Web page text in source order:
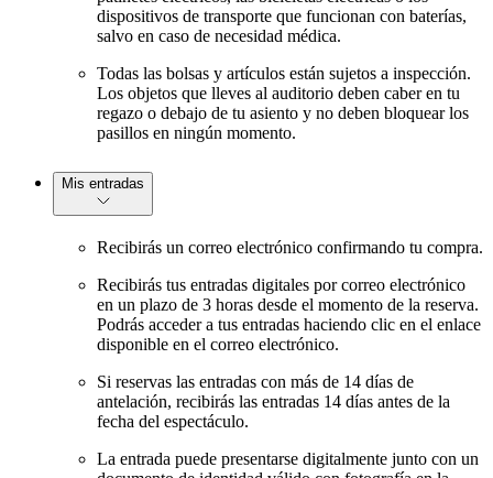
dispositivos de transporte que funcionan con baterías,
salvo en caso de necesidad médica.
Todas las bolsas y artículos están sujetos a inspección.
Los objetos que lleves al auditorio deben caber en tu
regazo o debajo de tu asiento y no deben bloquear los
pasillos en ningún momento.
Mis entradas
Recibirás un correo electrónico confirmando tu compra.
Recibirás tus entradas digitales por correo electrónico
en un plazo de 3 horas desde el momento de la reserva.
Podrás acceder a tus entradas haciendo clic en el enlace
disponible en el correo electrónico.
Si reservas las entradas con más de 14 días de
antelación, recibirás las entradas 14 días antes de la
fecha del espectáculo.
La entrada puede presentarse digitalmente junto con un